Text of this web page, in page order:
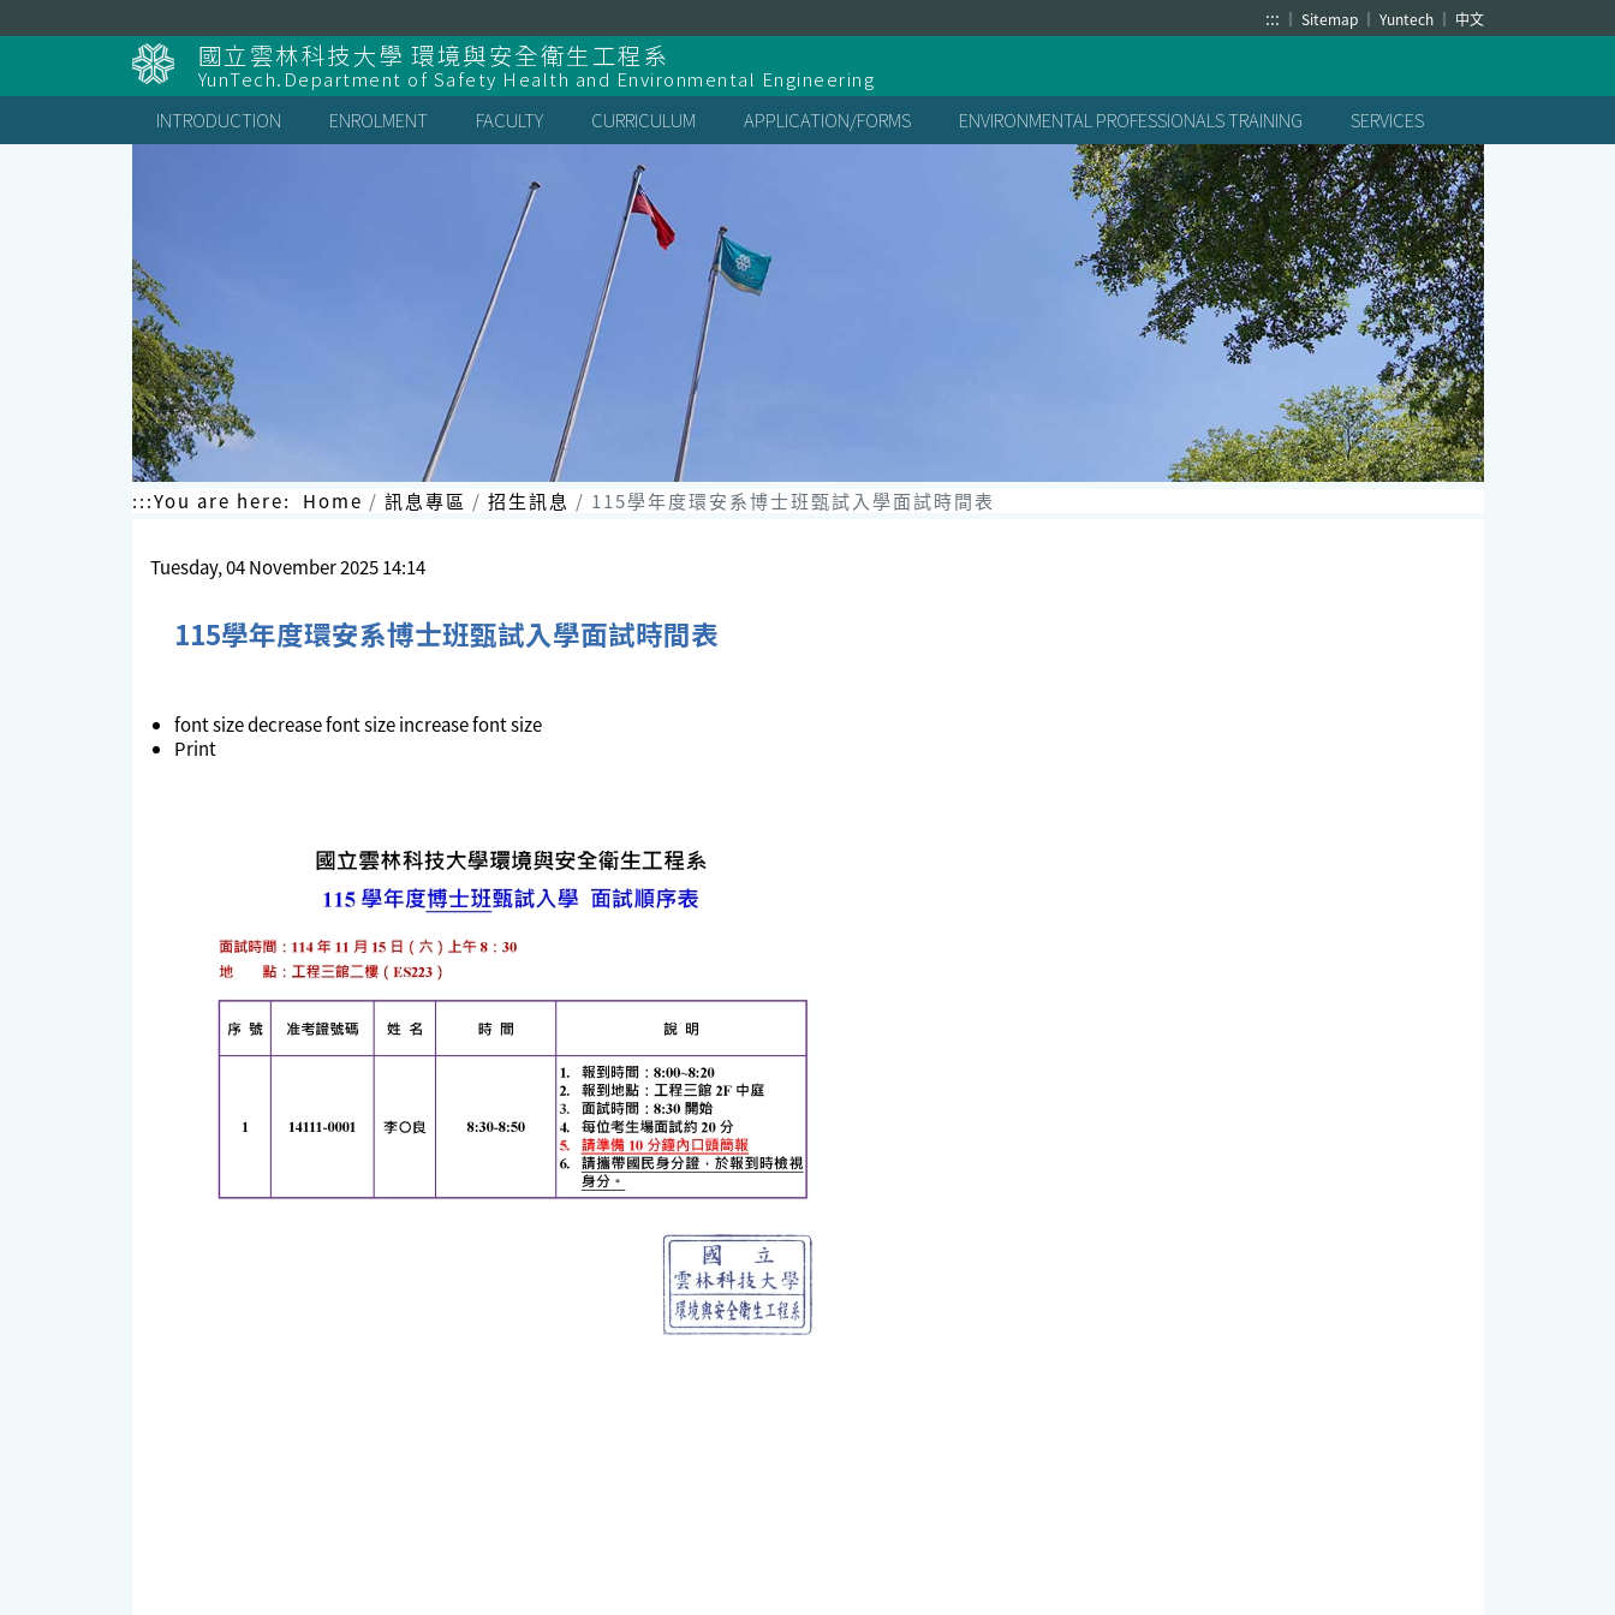
to
content
::: Sitemap Yuntech 中文
國立雲林科技大學 環境與安全衛生工程系
YunTech.Department of Safety Health and Environmental Engineering
INTRODUCTION
ENROLMENT FACULTY CURRICULUM APPLICATION/FORMS ENVIRONMENTAL PROFESSIONALS TRAINING SERVICES
:::You are here: Home 訊息專區 招生訊息 115學年度環安系博士班甄試入學面試時間表
Tuesday, 04 November 2025 14:14
115學年度環安系博士班甄試入學面試時間表
font sizedecrease font size increase font size
Print